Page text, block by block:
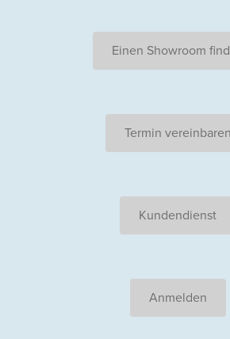
Einen Showroom
Termin vereinbaren
Kundendienst
Anmelden